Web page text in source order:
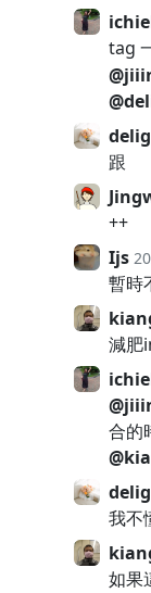
tag
跟
++
Ijs
暫時
減肥
合的
我不
如果